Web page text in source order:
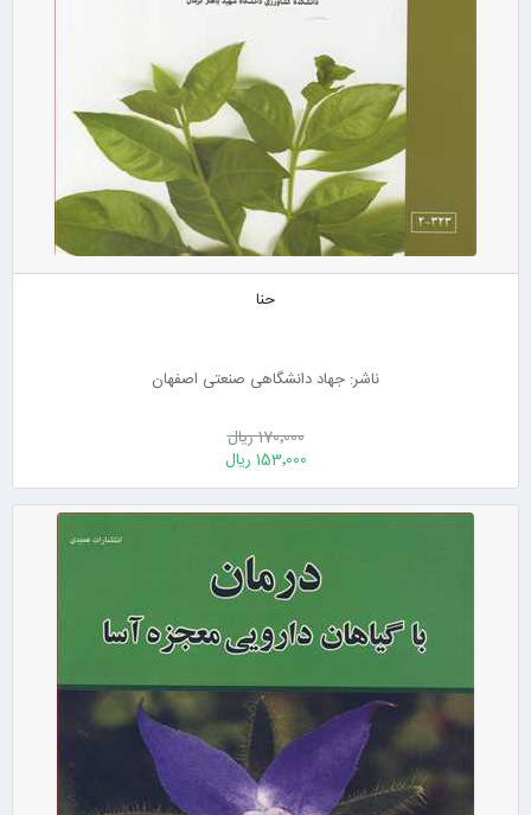
حنا
ناشر: جهاد دانشگاهی صنعتی اصفهان
170٬000 ریال
153٬000 ریال